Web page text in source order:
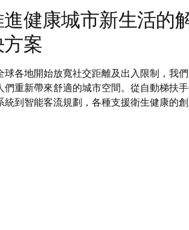
健康城市新生活的
案
球各地開始放寬社交距離及出入限制，我
們重新帶來舒適的城市空間。從自動梯扶
統到智能客流規劃，各種支援衛生健康的創